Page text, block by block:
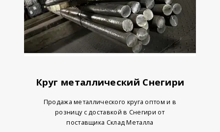
Круг металлический Снегири
Продажа металлического круга оптом и в
розницу с доставкой в Снегири от
поставщика Склад Металла